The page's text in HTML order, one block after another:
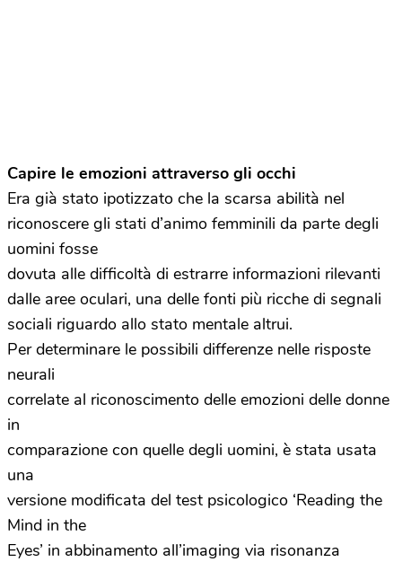
Capire le emozioni attraverso gli occhi
Era già stato ipotizzato che la scarsa abilità nel
riconoscere gli stati d’animo femminili da parte degli
uomini fosse
dovuta alle difficoltà di estrarre informazioni rilevanti
dalle aree oculari, una delle fonti più ricche di segnali
sociali riguardo allo stato mentale altrui.
Per determinare le possibili differenze nelle risposte
neurali
correlate al riconoscimento delle emozioni delle donne
in
comparazione con quelle degli uomini, è stata usata
una
versione modificata del test psicologico ‘Reading the
Mind in the
Eyes’ in abbinamento all’imaging via risonanza